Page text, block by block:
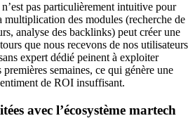
pas particulièrement intuitive pour
multiplication des modules (recherche de
analyse des backlinks) peut créer une
que nous recevons de nos utilisateurs
expert dédié peinent à exploiter
semaines, ce qui génère une
de ROI insuffisant.
avec l’écosystème martech